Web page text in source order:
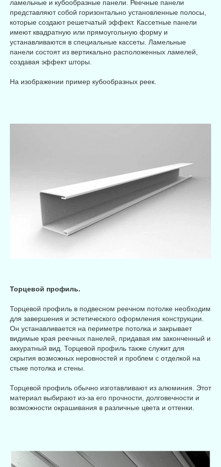
ламельные и кубообразные панели. Реечные панели
представляют собой горизонтально установленные полосы,
которые создают решетчатый эффект. Кассетные панели
имеют квадратную или прямоугольную форму и
устанавливаются в специальные кассеты. Ламельные
панели состоят из вертикально расположенных ламелей,
создавая эффект шторы.
На изображении пример кубообразных реек.
Торцевой профиль.
Торцевой профиль в подвесном реечном потолке необходим
для завершения и эстетического оформления конструкции.
Он устанавливается на периметре потолка и закрывает
видимые края реечных панелей, придавая им законченный и
аккуратный вид. Торцевой профиль также служит для
скрытия возможных неровностей и проблем с отделкой на
стыке потолка и стены.
Торцевой профиль обычно изготавливают из алюминия. Этот
материал выбирают из-за его прочности, долговечности и
возможности окрашивания в различные цвета и оттенки.